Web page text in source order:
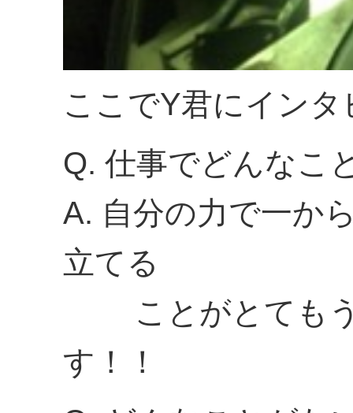
ここでY君にイン
Q. 仕事でどんなこ
A. 自分の力で一か
立てる
ことがとてもう
す！！